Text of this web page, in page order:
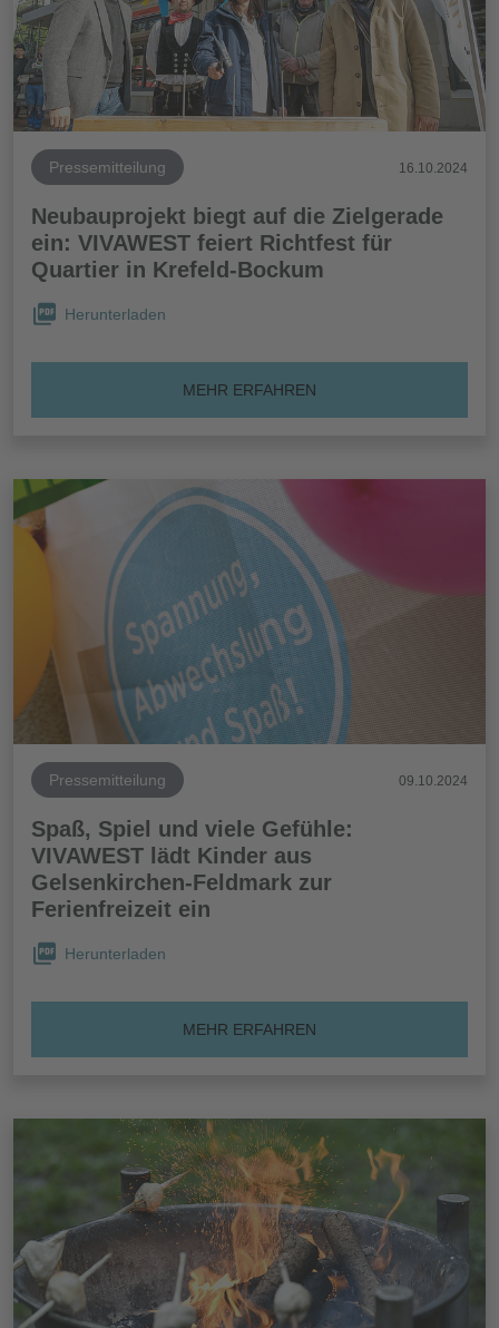
Pressemitteilung 16.10.2024
Neubauprojekt biegt auf die Zielgerade
ein: VIVAWEST feiert Richtfest für
Quartier in Krefeld-Bockum
Herunterladen
MEHR ERFAHREN
Pressemitteilung 09.10.2024
Spaß, Spiel und viele Gefühle:
VIVAWEST lädt Kinder aus
Gelsenkirchen-Feldmark zur
Ferienfreizeit ein
Herunterladen
MEHR ERFAHREN